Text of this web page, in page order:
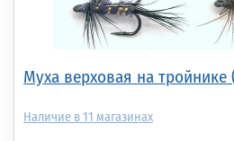
Муха верховая на
11